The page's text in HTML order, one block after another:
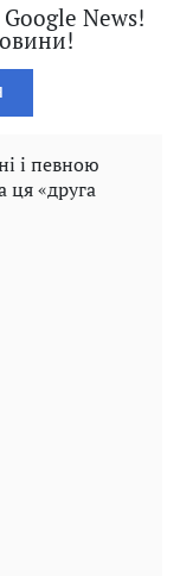
News!
і певною
ця «друга